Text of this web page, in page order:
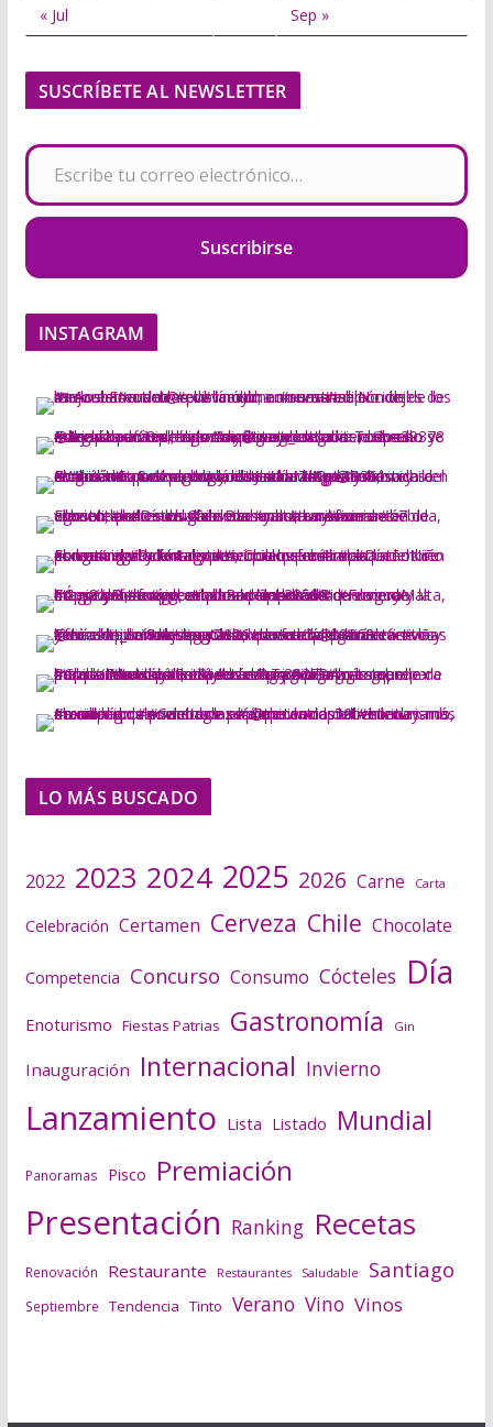
« Jul Sep »
SUSCRÍBETE AL NEWSLETTER
Escribe tu correo electrónico…
Suscribirse
INSTAGRAM
LO MÁS BUSCADO
2022 2023 2024 2025 2026 Carne Carta
Celebración Certamen Cerveza Chile Chocolate
Competencia Concurso Consumo Cócteles Día
Enoturismo Fiestas Patrias Gastronomía Gin
Inauguración Internacional Invierno
Lanzamiento Lista Listado Mundial
Panoramas Pisco Premiación
Presentación Ranking Recetas
Renovación Restaurante Restaurantes Saludable Santiago
Septiembre Tendencia Tinto Verano Vino Vinos